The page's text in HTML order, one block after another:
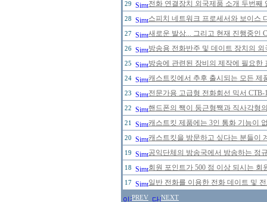
29 전화 연결장치 외국제품 소개 두번째
28 스피치 네트워크 프로세서와 보이스
27 새로운 발상... 그리고 현재 진행중인
26 방송용 전화반주 및 데이트 장치의
25 방송에 관련된 장비의 제작에 필요
24 캐스트킷에서 추후 출시되는 모든
23 전문가용 고급형 전화회선 믹서
22 핸드폰의 짹이 둥근형짹과 직사각형
21 캐스트킷 제품에는 3인 통화 기능이
20 캐스트킷을 방문하고 싶다는 분들이
19 공익단체의 방송국에서 방송하는 정
18 회원 포인트가 500 점 이상 되시는 회
17 일반 전화를 이용한 전화 데이트 및
PREV NEXT